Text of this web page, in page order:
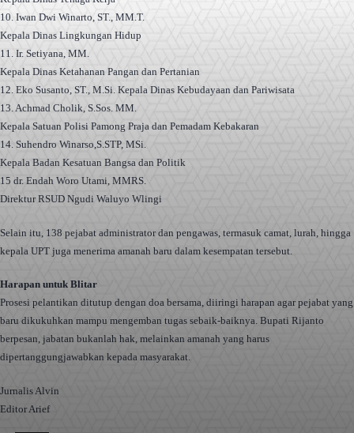
10. Iwan Dwi Winarto, ST., MM.T.
Kepala Dinas Lingkungan Hidup
11. Ir. Setiyana, MM.
Kepala Dinas Ketahanan Pangan dan Pertanian
12. Eko Susanto, ST., M.Si. Kepala Dinas Kebudayaan dan Pariwisata
13. Achmad Cholik, S.Sos. MM.
Kepala Satuan Polisi Pamong Praja dan Pemadam Kebakaran
14. Suhendro Winarso,S.STP, MSi.
Kepala Badan Kesatuan Bangsa dan Politik
15 dr. Endah Woro Utami, MMRS.
Direktur RSUD Ngudi Waluyo Wlingi
Selain itu, 138 pejabat administrator dan pengawas, termasuk camat, lurah, hingga
kepala UPT juga menerima amanah baru dalam kesempatan tersebut.
Harapan untuk Blitar
Prosesi pelantikan ditutup dengan doa bersama, diiringi harapan agar pejabat yang
baru dikukuhkan mampu mengemban tugas sebaik-baiknya. Bupati Rijanto
berpesan, jabatan bukanlah hak, melainkan amanah yang harus
dipertanggungjawabkan kepada masyarakat.
Jurnalis Alvin
Editor Arief